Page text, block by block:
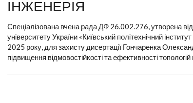
ІНЖЕНЕРІЯ
Спеціалізована вчена рада ДФ 26.002.276, утворена
університету України «Київський політехнічний
2025 року, для захисту дисертації Гончаренка
підвищення відмовостійкості та ефективності